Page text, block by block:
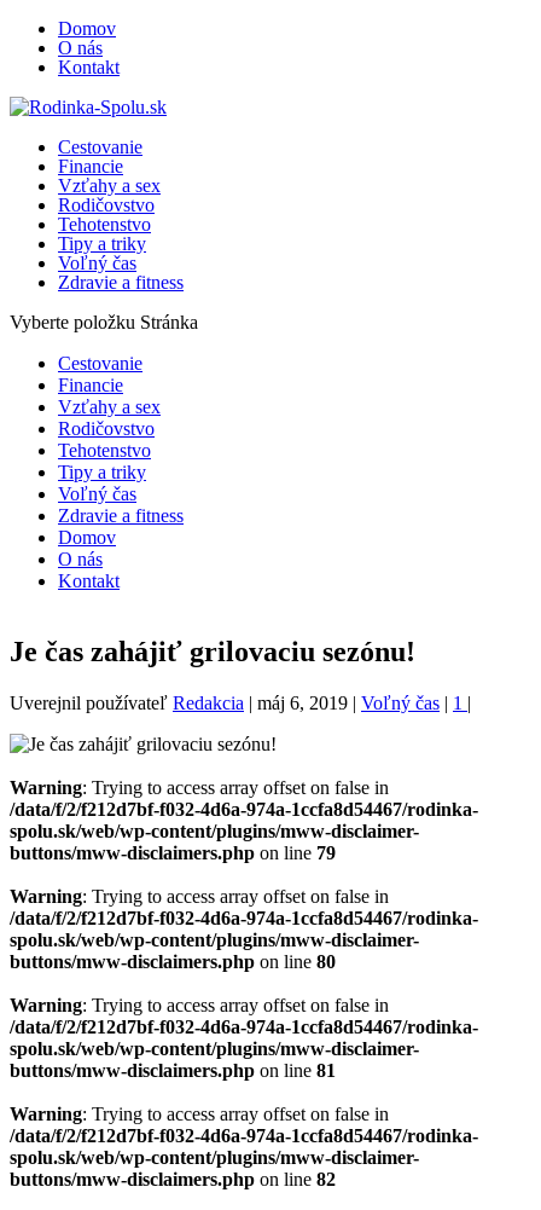
Domov
O nás
Kontakt
Cestovanie
Financie
Vzťahy a sex
Rodičovstvo
Tehotenstvo
Tipy a triky
Voľný čas
Zdravie a fitness
Vyberte položku Stránka
Cestovanie
Financie
Vzťahy a sex
Rodičovstvo
Tehotenstvo
Tipy a triky
Voľný čas
Zdravie a fitness
Domov
O nás
Kontakt
Je čas zahájiť grilovaciu sezónu!
Uverejnil používateľ Redakcia | máj 6, 2019 | Voľný čas | 1 |
Warning: Trying to access array offset on false in
/data/f/2/f212d7bf-f032-4d6a-974a-1ccfa8d54467/rodinka-
spolu.sk/web/wp-content/plugins/mww-disclaimer-
buttons/mww-disclaimers.php on line 79
Warning: Trying to access array offset on false in
/data/f/2/f212d7bf-f032-4d6a-974a-1ccfa8d54467/rodinka-
spolu.sk/web/wp-content/plugins/mww-disclaimer-
buttons/mww-disclaimers.php on line 80
Warning: Trying to access array offset on false in
/data/f/2/f212d7bf-f032-4d6a-974a-1ccfa8d54467/rodinka-
spolu.sk/web/wp-content/plugins/mww-disclaimer-
buttons/mww-disclaimers.php on line 81
Warning: Trying to access array offset on false in
/data/f/2/f212d7bf-f032-4d6a-974a-1ccfa8d54467/rodinka-
spolu.sk/web/wp-content/plugins/mww-disclaimer-
buttons/mww-disclaimers.php on line 82